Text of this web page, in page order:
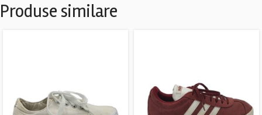
Produse similare